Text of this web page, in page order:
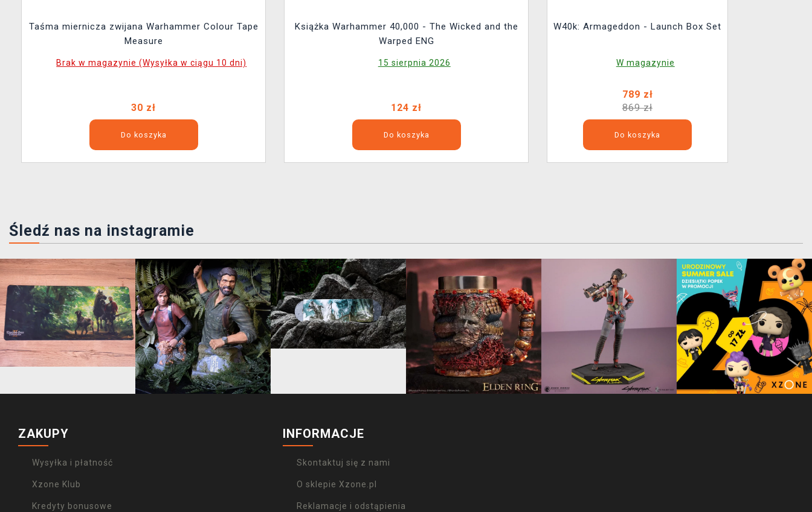
Taśma miernicza zwijana Warhammer Colour Tape
Measure
Brak w magazynie (Wysyłka w ciągu 10 dni)
30 zł
Do koszyka
Książka Warhammer 40,000 - The Wicked and the
Warped ENG
15 sierpnia 2026
124 zł
Do koszyka
W40k: Armageddon - Launch Box Set
W magazynie
789 zł
869 zł
Do koszyka
Śledź nas na instagramie
ZAKUPY
Wysyłka i płatność
Xzone Klub
Kredyty bonusowe
INFORMACJE
Skontaktuj się z nami
O sklepie Xzone.pl
Reklamacje i odstąpienia